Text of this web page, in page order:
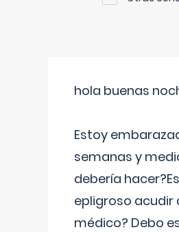
hola buenas
Estoy
semanas y
debería hacer?Es
epligroso acudir
médico? Debo